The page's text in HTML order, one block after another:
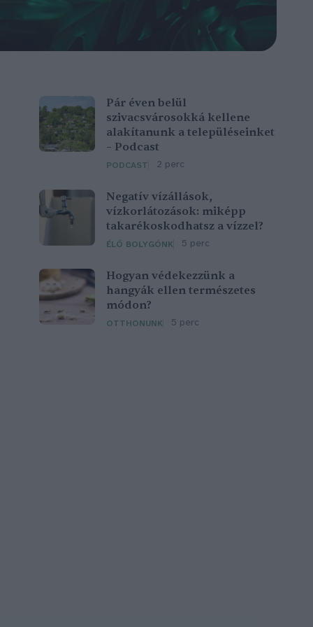
Pár éven belül
szivacsvárosokká kellene
alakítanunk a településeinket
– Podcast
PODCAST 2 perc
Negatív vízállások,
vízkorlátozások: miképp
takarékoskodhatsz a vízzel?
ÉLŐ BOLYGÓNK 5 perc
Hogyan védekezzünk a
hangyák ellen természetes
módon?
OTTHONUNK 5 perc